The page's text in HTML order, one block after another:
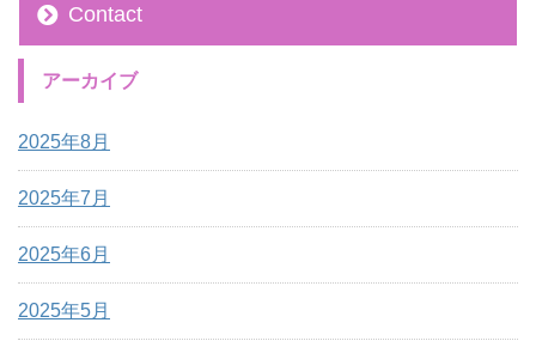
Contact
アーカイブ
2025年8月
2025年7月
2025年6月
2025年5月